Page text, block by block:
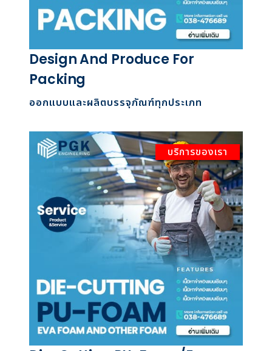
Design And Produce For
Packing
ออกแบบและผลิตบรรจุภัณฑ์ทุกประเภท
บริการของเรา